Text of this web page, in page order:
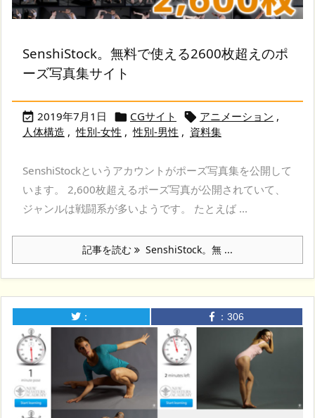
SenshiStock。無料で使える2600枚超えのポ
ーズ写真集サイト
 2019年7月1日  CGサイト  アニメーション ,
人体構造 , 性別-女性 , 性別-男性 , 資料集
SenshiStockというアカウントがポーズ写真集を公開して
います。 2,600枚超えるポーズ写真が公開されていて、
ジャンルは戦闘系が多いようです。 たとえば ...
記事を読む SenshiStock。無 ...
： ： 306